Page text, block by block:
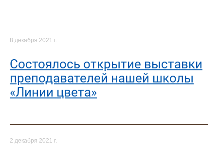
8 декабря 2021 г.
Cостоялось открытие выставки
преподавателей нашей школы
«Линии цвета»
2 декабря 2021 г.